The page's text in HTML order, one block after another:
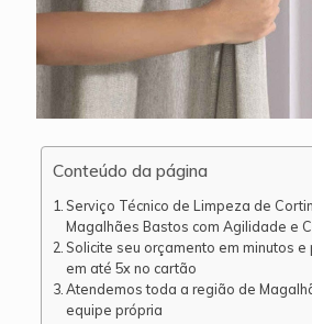
Conteúdo da página
Serviço Técnico de Limpeza de
Magalhães Bastos com Agilidade e
Solicite seu orçamento em minutos
em até 5x no cartão
Atendemos toda a região de
equipe própria